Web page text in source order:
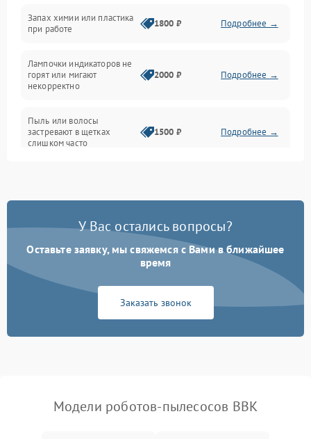
Батарея
Программные сбои
Запах химии или пластика
при работе
1800 ₽ Подробнее →
Лампочки индикаторов не
горят или мигают
некорректно
2000 ₽ Подробнее →
Пыль или волосы
застревают в щетках
слишком часто
1500 ₽ Подробнее →
У Вас остались вопросы?
Оставьте заявку, мы свяжемся с Вами в ближайшее
время
Заказать звонок
Модели роботов-пылесосов BBK